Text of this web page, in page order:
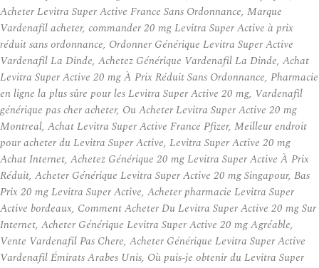
Acheter Levitra Super Active France Sans Ordonnance, Marque
Vardenafil acheter, commander 20 mg Levitra Super Active à prix
réduit sans ordonnance, Ordonner Générique Levitra Super Active
Vardenafil La Dinde, Achetez Générique Vardenafil La Dinde, Achat
Levitra Super Active 20 mg À Prix Réduit Sans Ordonnance, Pharmacie
en ligne la plus sûre pour les Levitra Super Active 20 mg, Vardenafil
générique pas cher acheter, Ou Acheter Levitra Super Active 20 mg
Montreal, Achat Levitra Super Active France Pfizer, Meilleur endroit
pour acheter du Levitra Super Active, Levitra Super Active 20 mg
Achat Internet, Achetez Générique 20 mg Levitra Super Active À Prix
Réduit, Acheter Générique Levitra Super Active 20 mg Singapour, Bas
Prix 20 mg Levitra Super Active, Acheter pharmacie Levitra Super
Active bordeaux, Comment Acheter Du Levitra Super Active 20 mg Sur
Internet, Acheter Générique Levitra Super Active 20 mg Agréable,
Vente Vardenafil Pas Chere, Acheter Générique Levitra Super Active
Vardenafil Émirats Arabes Unis, Où puis-je obtenir du Levitra Super